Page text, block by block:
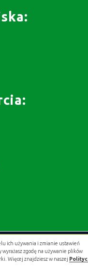
ich używania i zmianie ustawień
wyrażasz zgodę na używanie plików
Więcej znajdziesz w naszej
digital